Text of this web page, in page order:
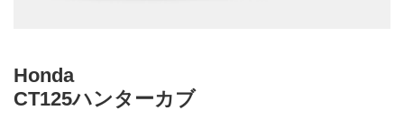
Honda
CT125ハンターカブ